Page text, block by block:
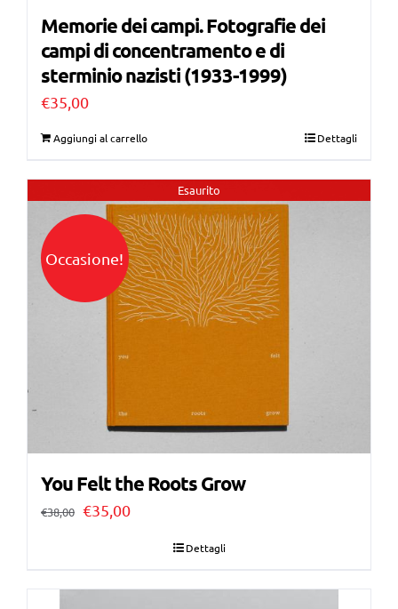
Memorie dei campi. Fotografie dei
campi di concentramento e di
sterminio nazisti (1933-1999)
€35,00
Aggiungi al carrello Dettagli
Esaurito
Occasione!
You Felt the Roots Grow
€38,00 Il
era:
€35,00Il
prezzo
è:
Dettagli